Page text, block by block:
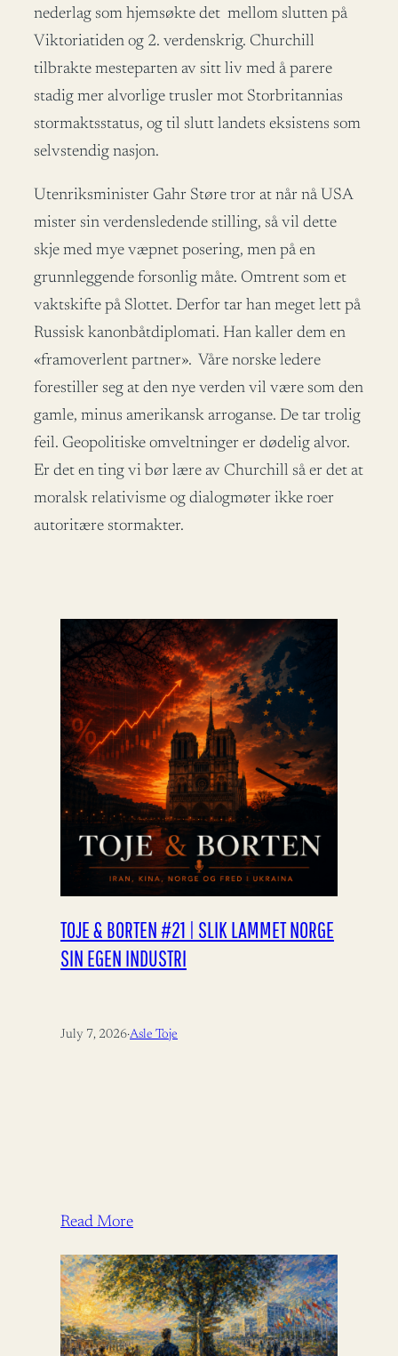
nederlag som hjemsøkte det mellom slutten på
Viktoriatiden og 2. verdenskrig. Churchill
tilbrakte mesteparten av sitt liv med å parere
stadig mer alvorlige trusler mot Storbritannias
stormaktsstatus, og til slutt landets eksistens som
selvstendig nasjon.
Utenriksminister Gahr Støre tror at når nå USA
mister sin verdensledende stilling, så vil dette
skje med mye væpnet posering, men på en
grunnleggende forsonlig måte. Omtrent som et
vaktskifte på Slottet. Derfor tar han meget lett på
Russisk kanonbåtdiplomati. Han kaller dem en
«framoverlent partner». Våre norske ledere
forestiller seg at den nye verden vil være som den
gamle, minus amerikansk arroganse. De tar trolig
feil. Geopolitiske omveltninger er dødelig alvor.
Er det en ting vi bør lære av Churchill så er det at
moralsk relativisme og dialogmøter ikke roer
autoritære stormakter.
TOJE & BORTEN #21 | SLIK LAMMET NORGE
SIN EGEN INDUSTRI
July 7, 2026·Asle Toje
Read More